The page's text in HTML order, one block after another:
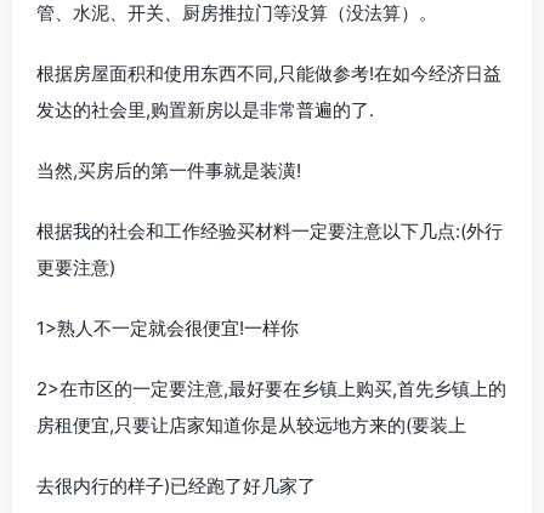
管、水泥、开关、厨房推拉门等没算（没法算）。
根据房屋面积和使用东西不同,只能做参考!在如今经济日益
发达的社会里,购置新房以是非常普遍的了.
当然,买房后的第一件事就是装潢!
根据我的社会和工作经验买材料一定要注意以下几点:(外行
更要注意)
1>熟人不一定就会很便宜!一样你
2>在市区的一定要注意,最好要在乡镇上购买,首先乡镇上的
房租便宜,只要让店家知道你是从较远地方来的(要装上
去很内行的样子)已经跑了好几家了